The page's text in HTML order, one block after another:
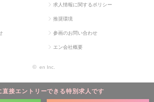
直接エントリーできる特別求人です
求人情報に関するポリシー
推奨環境
参画のお問い合わせ
エン会社概要
© en Inc.